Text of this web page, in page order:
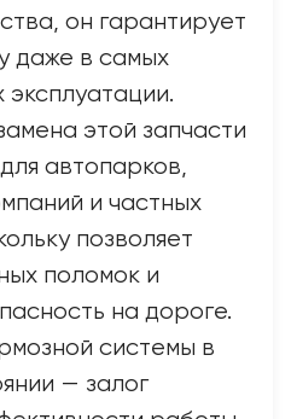
он гарантирует
даже в самых
эксплуатации.
этой запчасти
автопарков,
и частных
позволяет
поломок и
на дороге.
системы в
— залог